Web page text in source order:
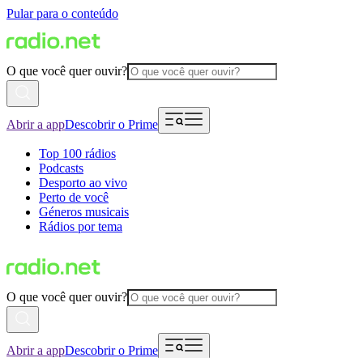
Pular para o conteúdo
O que você quer ouvir?
Abrir a appDescobrir o Prime
Top 100 rádios
Podcasts
Desporto ao vivo
Perto de você
Géneros musicais
Rádios por tema
O que você quer ouvir?
Abrir a appDescobrir o Prime